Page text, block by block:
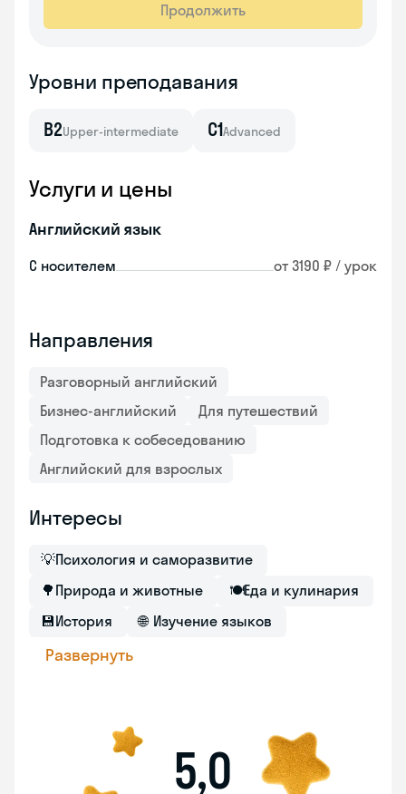
Продолжить
Уровни преподавания
B2Upper-intermediate C1Advanced
Услуги и цены
Английский язык
С носителем от 3190 ₽ / урок
Направления
Разговорный английский
Бизнес-английский
Для путешествий
Подготовка к собеседованию
Английский для взрослых
Интересы
💡Психология и саморазвитие
🌳 Природа и животные 🍽Еда и кулинария
💾История 🌐 Изучение языков
Развернуть
5,0